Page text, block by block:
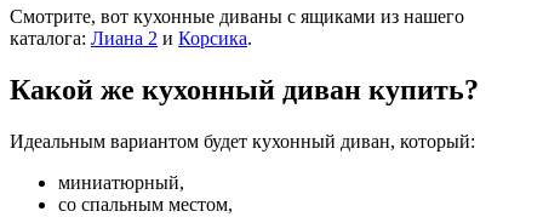
Смотрите, вот кухонные диваны с ящиками из нашего
каталога: Лиана 2 и Корсика.
Какой же кухонный диван купить?
Идеальным вариантом будет кухонный диван, который:
миниатюрный,
со спальным местом,